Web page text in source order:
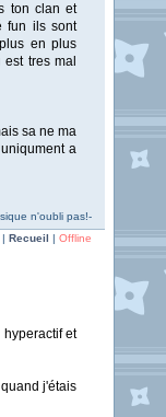
ton clan et
fun ils sont
en plus
tres mal
sa ne ma
a
n'oubli pas!-
| Recueil | Offline
et
j'étais